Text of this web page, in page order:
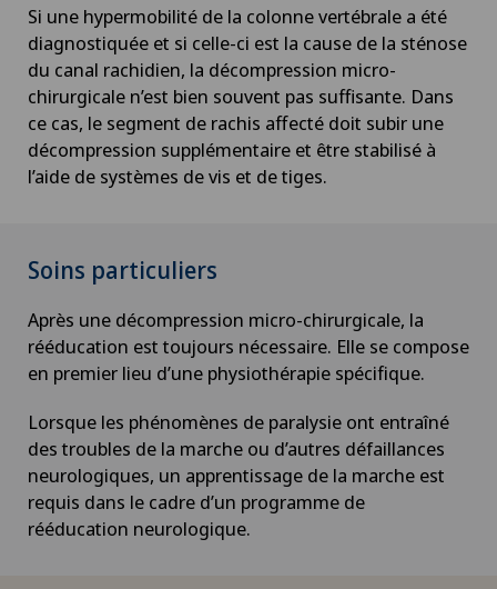
Si une hypermobilité de la colonne vertébrale a été
diagnostiquée et si celle-ci est la cause de la sténose
du canal rachidien, la décompression micro-
chirurgicale n’est bien souvent pas suffisante. Dans
ce cas, le segment de rachis affecté doit subir une
décompression supplémentaire et être stabilisé à
l’aide de systèmes de vis et de tiges.
Soins particuliers
Après une décompression micro-chirurgicale, la
rééducation est toujours nécessaire. Elle se compose
en premier lieu d’une physiothérapie spécifique.
Lorsque les phénomènes de paralysie ont entraîné
des troubles de la marche ou d’autres défaillances
neurologiques, un apprentissage de la marche est
requis dans le cadre d’un programme de
rééducation neurologique.